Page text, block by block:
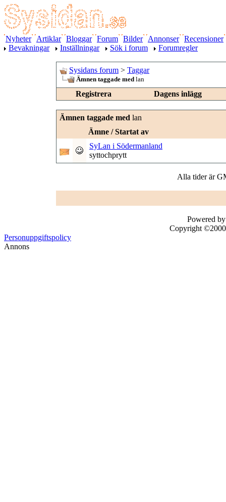
Nyheter Artiklar Bloggar Forum Bilder Annonser Recensioner
Bevakningar
Inställningar Sök i forum Forumregler
Sysidans forum > Taggar
Ämnen taggade med lan
Registrera Dagens inlägg
Ämnen taggade med lan
Ämne / Startat av
SyLan i Södermanland
syttochprytt
Alla tider är
Powered
Copyright ©2000
Personuppgiftspolicy
Annons